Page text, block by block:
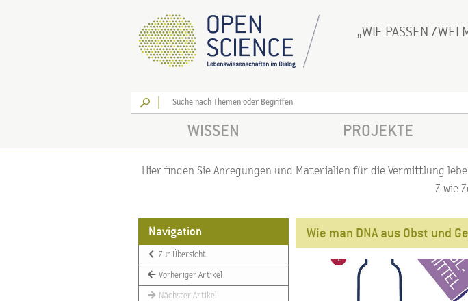
WIE PASSEN ZWEI
Los
WISSEN PROJEKTE
Hier finden Sie Anregungen und Materialien für die Vermittlung
Z wie
Navigation
Zur Übersicht
Vorheriger Artikel
Nächster Artikel
Wie man DNA aus Obst und